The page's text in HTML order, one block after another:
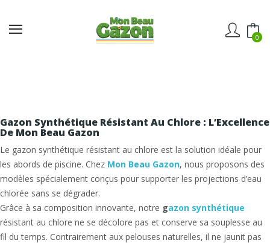
0
Gazon Synthétique Résistant Au Chlore : L’Excellence
De Mon Beau Gazon
Le gazon synthétique résistant au chlore est la solution idéale pour
les abords de piscine. Chez Mon Beau Gazon, nous proposons des
modèles spécialement conçus pour supporter les projections d’eau
chlorée sans se dégrader.
Grâce à sa composition innovante, notre gazon synthétique
résistant au chlore ne se décolore pas et conserve sa souplesse au
fil du temps. Contrairement aux pelouses naturelles, il ne jaunit pas